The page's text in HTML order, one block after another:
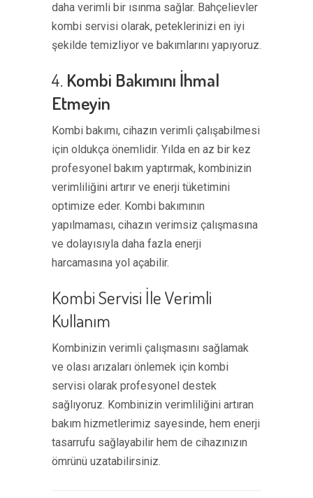
daha verimli bir ısınma sağlar. Bahçelievler
kombi servisi olarak, peteklerinizi en iyi
şekilde temizliyor ve bakımlarını yapıyoruz.
4. Kombi Bakımını İhmal
Etmeyin
Kombi bakımı, cihazın verimli çalışabilmesi
için oldukça önemlidir. Yılda en az bir kez
profesyonel bakım yaptırmak, kombinizin
verimliliğini artırır ve enerji tüketimini
optimize eder. Kombi bakımının
yapılmaması, cihazın verimsiz çalışmasına
ve dolayısıyla daha fazla enerji
harcamasına yol açabilir.
Kombi Servisi İle Verimli
Kullanım
Kombinizin verimli çalışmasını sağlamak
ve olası arızaları önlemek için kombi
servisi olarak profesyonel destek
sağlıyoruz. Kombinizin verimliliğini artıran
bakım hizmetlerimiz sayesinde, hem enerji
tasarrufu sağlayabilir hem de cihazınızın
ömrünü uzatabilirsiniz.